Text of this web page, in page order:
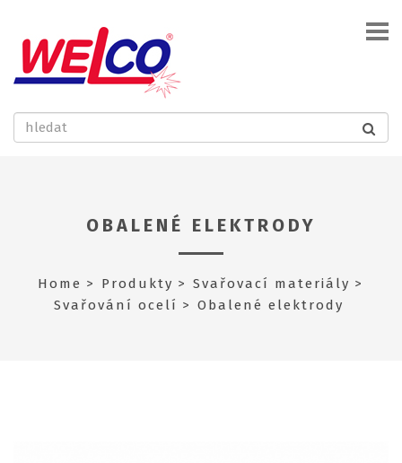
OBALENÉ ELEKTRODY
Home Produkty
Svařovací materiály
Svařování ocelí
Obalené elektrody